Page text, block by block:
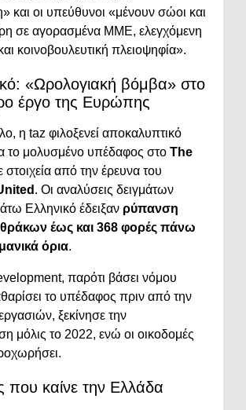
και οι υπεύθυνοι «μένουν σώοι και
σε αγορασμένα ΜΜΕ, ελεγχόμενη
κοινοβουλευτική πλειοψηφία».
«Ωρολογιακή βόμβα» στο
έργο της Ευρώπης
η taz φιλοξενεί αποκαλυπτικό
το μολυσμένο υπέδαφος στο The
στοιχεία από την έρευνα του
. Οι αναλύσεις δειγμάτων
Ελληνικό έδειξαν ρύπανση
έως και 368 φορές πάνω
όρια.
παρότι βάσει νόμου
το υπέδαφος πριν από την
ξεκίνησε την
μόλις το 2022, ενώ οι οικοδομές
που καίνε την Ελλάδα